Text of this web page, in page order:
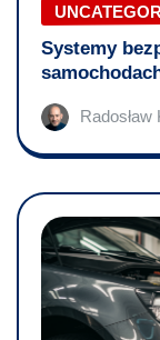
Systemy
Radosław